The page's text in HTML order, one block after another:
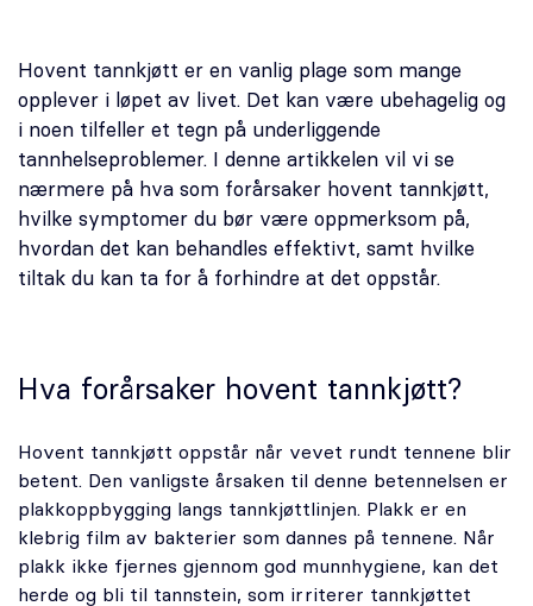
Karriere
Bestill time
Hovent tannkjøtt er en vanlig plage som mange
opplever i løpet av livet. Det kan være ubehagelig og
i noen tilfeller et tegn på underliggende
tannhelseproblemer. I denne artikkelen vil vi se
nærmere på hva som forårsaker hovent tannkjøtt,
hvilke symptomer du bør være oppmerksom på,
hvordan det kan behandles effektivt, samt hvilke
tiltak du kan ta for å forhindre at det oppstår.
Hva forårsaker hovent tannkjøtt?
Hovent tannkjøtt oppstår når vevet rundt tennene blir
betent. Den vanligste årsaken til denne betennelsen er
plakkoppbygging langs tannkjøttlinjen. Plakk er en
klebrig film av bakterier som dannes på tennene. Når
plakk ikke fjernes gjennom god munnhygiene, kan det
herde og bli til tannstein, som irriterer tannkjøttet